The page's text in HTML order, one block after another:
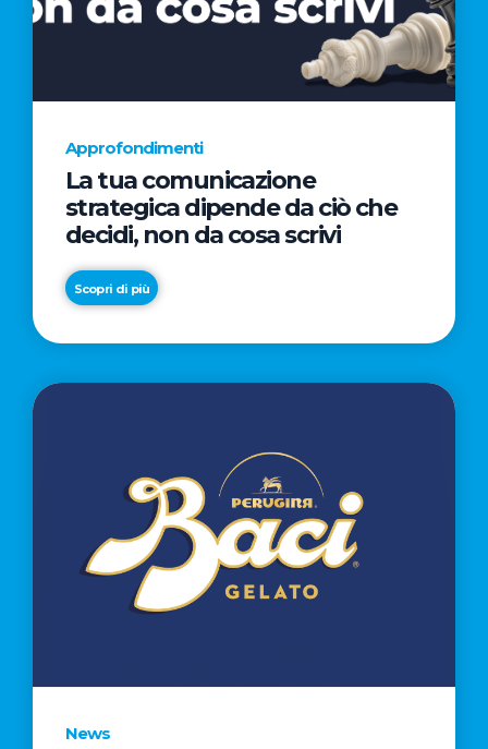
AL
CINEMA
NELLA
CAMPAGNA
REGISTA
PREMIO
OSCAR®
Approfondimenti
La tua comunicazione
strategica dipende da ciò che
decidi, non da cosa scrivi
Scopri di più
News